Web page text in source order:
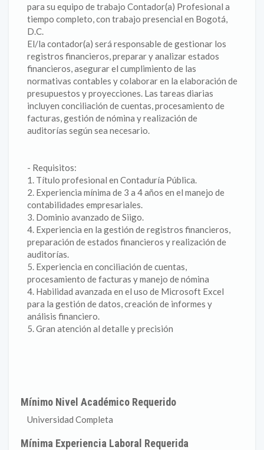
para su equipo de trabajo Contador(a) Profesional a
tiempo completo, con trabajo presencial en Bogotá,
D.C.
El/la contador(a) será responsable de gestionar los
registros financieros, preparar y analizar estados
financieros, asegurar el cumplimiento de las
normativas contables y colaborar en la elaboración de
presupuestos y proyecciones. Las tareas diarias
incluyen conciliación de cuentas, procesamiento de
facturas, gestión de nómina y realización de
auditorías según sea necesario.
- Requisitos:
1. Título profesional en Contaduría Pública.
2. Experiencia mínima de 3 a 4 años en el manejo de
contabilidades empresariales.
3. Dominio avanzado de Siigo.
4. Experiencia en la gestión de registros financieros,
preparación de estados financieros y realización de
auditorías.
5. Experiencia en conciliación de cuentas,
procesamiento de facturas y manejo de nómina
4. Habilidad avanzada en el uso de Microsoft Excel
para la gestión de datos, creación de informes y
análisis financiero.
5. Gran atención al detalle y precisión
Mínimo Nivel Académico Requerido
Universidad Completa
Mínima Experiencia Laboral Requerida